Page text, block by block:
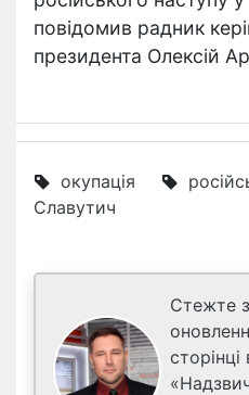
повідомив радник
президента Олексій
окупація
Славутич
Стежте